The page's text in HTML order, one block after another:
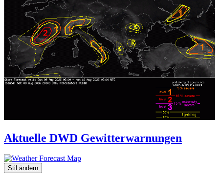
Aktuelle DWD Gewitterwarnungen
Stil ändern